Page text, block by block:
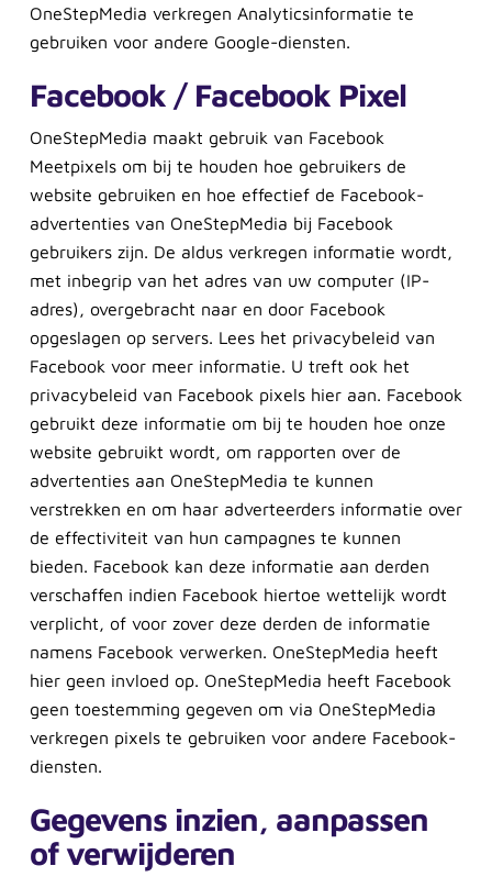
OneStepMedia verkregen Analyticsinformatie te
gebruiken voor andere Google-diensten.
Facebook / Facebook Pixel
OneStepMedia maakt gebruik van Facebook
Meetpixels om bij te houden hoe gebruikers de
website gebruiken en hoe effectief de Facebook-
advertenties van OneStepMedia bij Facebook
gebruikers zijn. De aldus verkregen informatie wordt,
met inbegrip van het adres van uw computer (IP-
adres), overgebracht naar en door Facebook
opgeslagen op servers. Lees het privacybeleid van
Facebook voor meer informatie. U treft ook het
privacybeleid van Facebook pixels hier aan. Facebook
gebruikt deze informatie om bij te houden hoe onze
website gebruikt wordt, om rapporten over de
advertenties aan OneStepMedia te kunnen
verstrekken en om haar adverteerders informatie over
de effectiviteit van hun campagnes te kunnen
bieden. Facebook kan deze informatie aan derden
verschaffen indien Facebook hiertoe wettelijk wordt
verplicht, of voor zover deze derden de informatie
namens Facebook verwerken. OneStepMedia heeft
hier geen invloed op. OneStepMedia heeft Facebook
geen toestemming gegeven om via OneStepMedia
verkregen pixels te gebruiken voor andere Facebook-
diensten.
Gegevens inzien, aanpassen
of verwijderen